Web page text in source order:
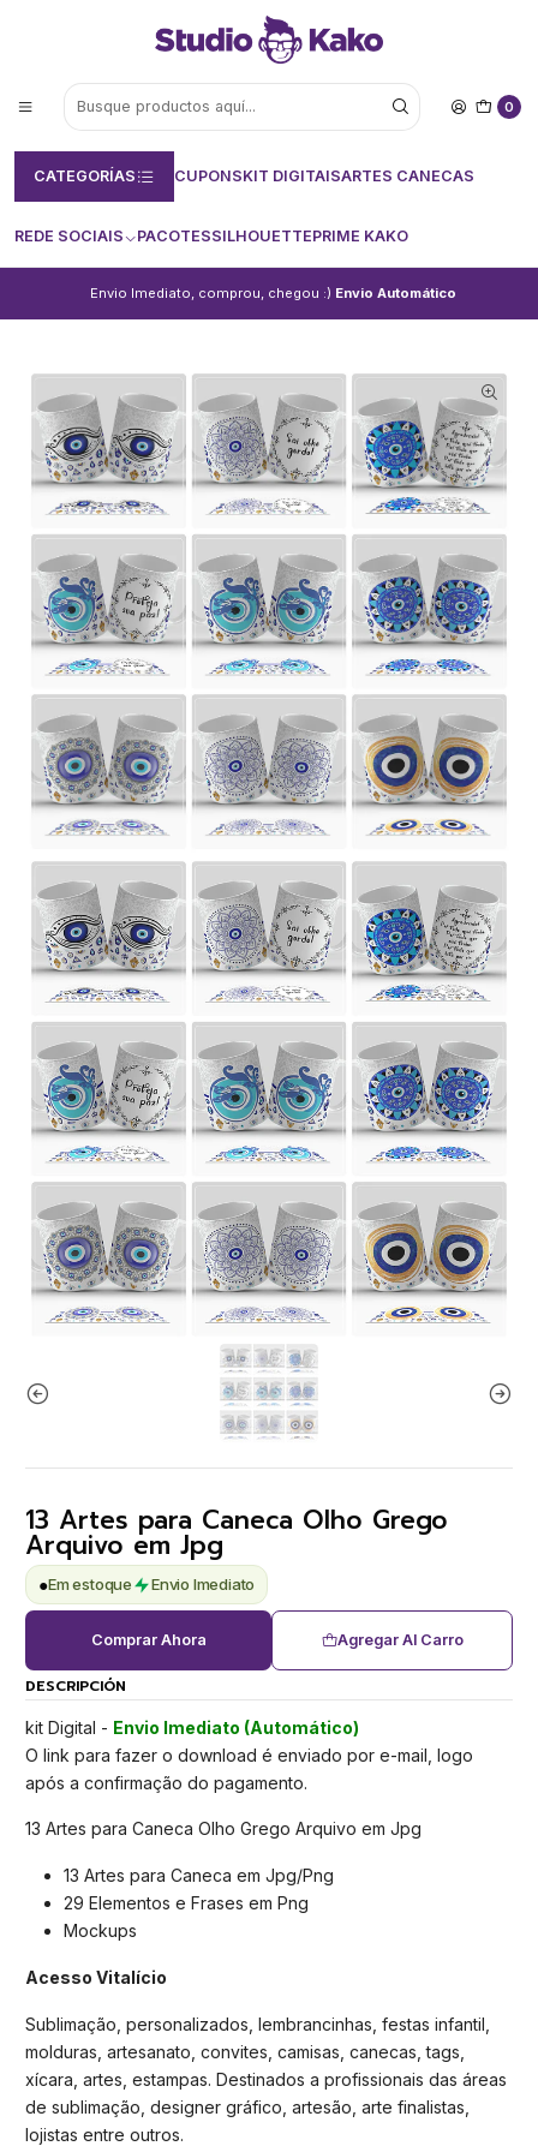
0
CATEGORÍAS CUPONSKIT DIGITAISARTES CANECAS
REDE SOCIAIS PACOTESSILHOUETTEPRIME KAKO
Envio Imediato, comprou, chegou :) Envio Automático
13 Artes para Caneca Olho Grego
Arquivo em Jpg
●Em estoque Envio Imediato
Agregar Al Carro
Comprar Ahora
DESCRIPCIÓN
kit Digital - Envio Imediato (Automático)
O link para fazer o download é enviado por e-mail, logo
após a confirmação do pagamento.
13 Artes para Caneca Olho Grego Arquivo em Jpg
13 Artes para Caneca em Jpg/Png
29 Elementos e Frases em Png
Mockups
Acesso Vitalício
Sublimação, personalizados, lembrancinhas, festas infantil,
molduras, artesanato, convites, camisas, canecas, tags,
xícara, artes, estampas. Destinados a profissionais das áreas
de sublimação, designer gráfico, artesão, arte finalistas,
lojistas entre outros.